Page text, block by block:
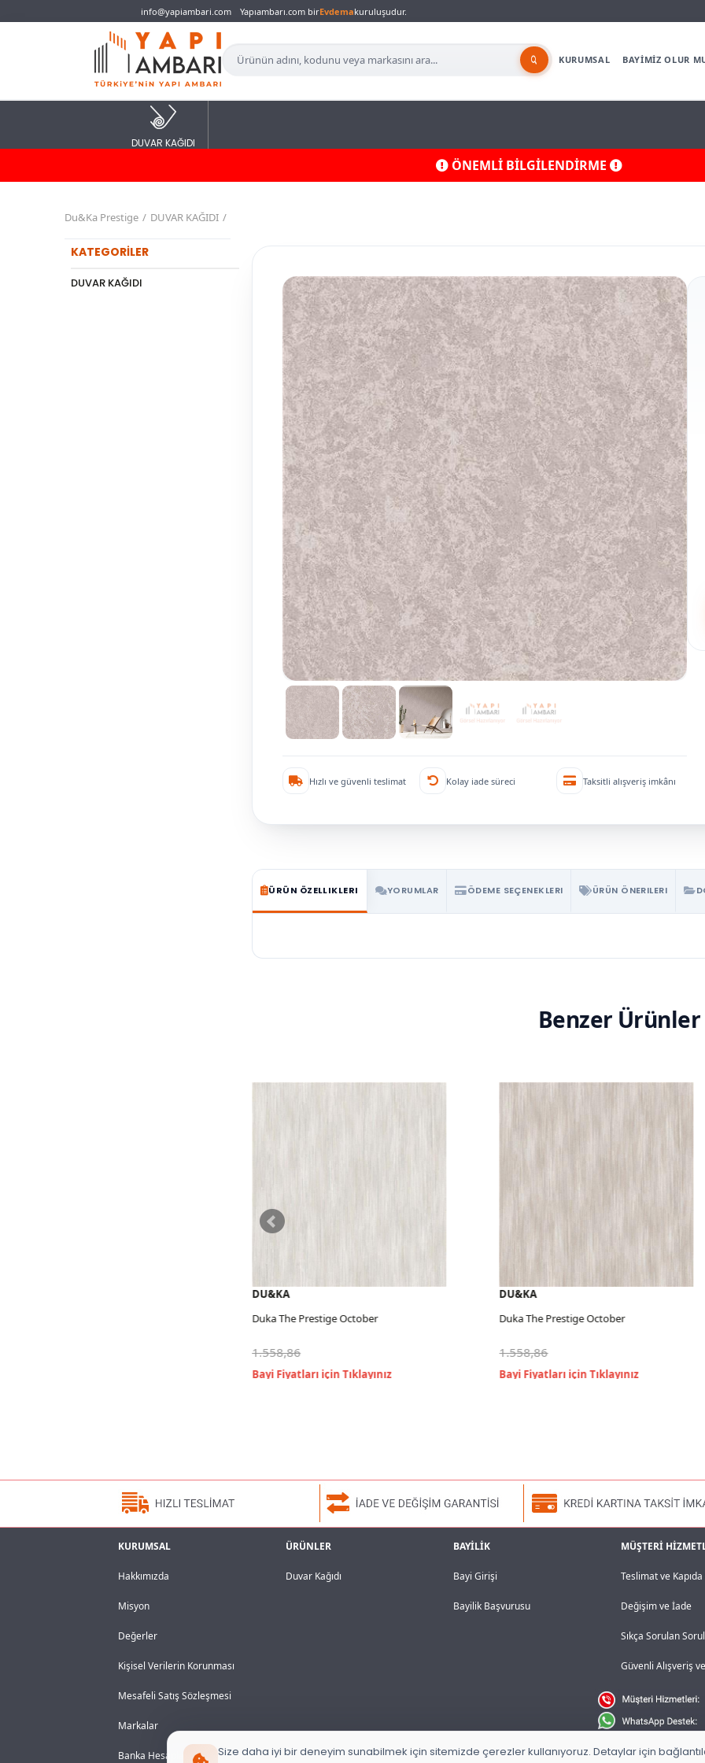
info@yapiambari.com Yapıambarı.com birEvdemakuruluşudur.
KURUMSAL BAYİMİZ OLUR
DUVAR KAĞIDI
ÖNEMLİ BİLGİLENDİRME
Du&Ka Prestige DUVAR KAĞIDI
KATEGORİLER
DUVAR KAĞIDI
Hızlı ve güvenli teslimat Kolay iade süreci Taksitli alışveriş imkânı
ÜRÜN ÖZELLIKLERI YORUMLAR ÖDEME SEÇENEKLERI ÜRÜN ÖNERILERI
Benzer Ürünler
DU&KA
Duka The Prestige October
1.558,86
DU&KA
Duka The Prestige October
1.558,86
KURUMSAL
Hakkımızda
Misyon
Değerler
Kişisel Verilerin Korunması
Mesafeli Satış Sözleşmesi
Markalar
Banka Hesaplarımız
ÜRÜNLER
Duvar Kağıdı
BAYİLİK
Bayi Girişi
Bayilik Başvurusu
MÜŞTERİ
Teslimat ve
Değişim ve İade
Sıkça Sorulan
Güvenli Alışveriş
Size daha iyi bir deneyim sunabilmek için sitemizde çerezler kullanıyoruz. Detaylar için